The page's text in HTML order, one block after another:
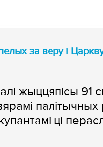
за веру і
жыццяпісы 91
ці